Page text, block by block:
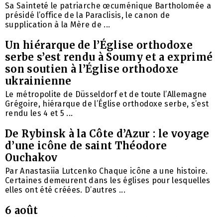
Sa Sainteté le patriarche œcuménique Bartholomée a
présidé l’office de la Paraclisis, le canon de
supplication à la Mère de ...
Un hiérarque de l’Église orthodoxe
serbe s’est rendu à Soumy et a exprimé
son soutien à l’Église orthodoxe
ukrainienne
Le métropolite de Düsseldorf et de toute l’Allemagne
Grégoire, hiérarque de l’Église orthodoxe serbe, s’est
rendu les 4 et 5 ...
De Rybinsk à la Côte d’Azur : le voyage
d’une icône de saint Théodore
Ouchakov
Par Anastasiia Lutcenko Chaque icône a une histoire.
Certaines demeurent dans les églises pour lesquelles
elles ont été créées. D’autres ...
6 août